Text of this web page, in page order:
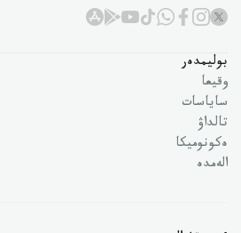
بوليمدەر
وقيعا
ساياسات
تالداۋ
ەكونوميكا
الەمدە